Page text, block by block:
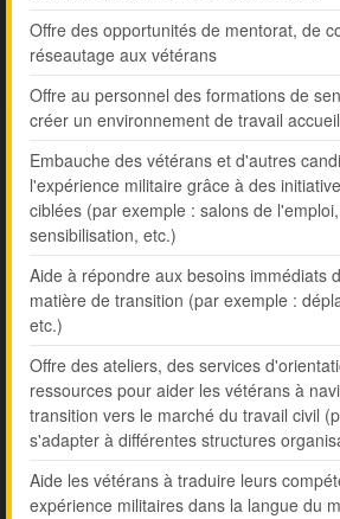
Offre des opportunités de mentorat, de
réseautage aux vétérans
Offre au personnel des formations de
créer un environnement de travail
Embauche des vétérans et d'autres
l'expérience militaire grâce à des
ciblées (par exemple : salons de
sensibilisation, etc.)
Aide à répondre aux besoins immédiats
matière de transition (par exemple :
etc.)
Offre des ateliers, des services
ressources pour aider les vétérans à
transition vers le marché du travail civil
s'adapter à différentes structures
Aide les vétérans à traduire leurs
expérience militaires dans la langue du